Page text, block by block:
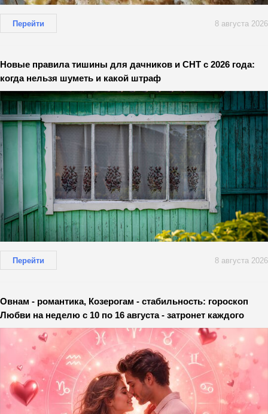
Перейти 8 августа 2026
Новые правила тишины для дачников и СНТ с 2026 года:
когда нельзя шуметь и какой штраф
Перейти 8 августа 2026
Овнам - романтика, Козерогам - стабильность: гороскоп
Любви на неделю с 10 по 16 августа - затронет каждого